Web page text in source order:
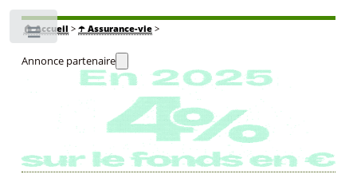
🏠Accueil > ☂️ Assurance-vie>
Annonce partenaire
Toggle